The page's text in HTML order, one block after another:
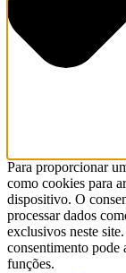
Para proporcionar
como cookies para
dispositivo. O
processar dados
exclusivos neste
consentimento pode
funções.